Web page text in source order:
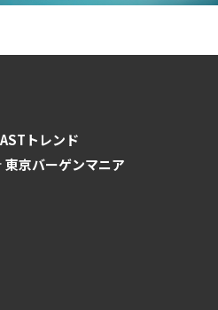
トレンド
東京バーゲンマニア